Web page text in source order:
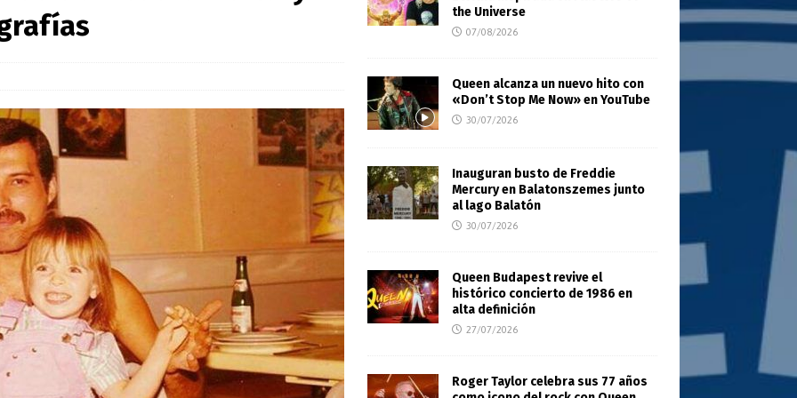
Hardy para interpretar a Roger Taylor
la pureza del rock en AC/DC ARTÍCULOS
The Legend of Eternia inspirada en Masters of the Universe BRIAN
the Universe
07/08/2026
Queen alcanza un nuevo hito con
«Don’t Stop Me Now» en YouTube
30/07/2026
Inauguran busto de Freddie
Mercury en Balatonszemes junto
al lago Balatón
30/07/2026
Queen Budapest revive el
histórico concierto de 1986 en
alta definición
27/07/2026
Roger Taylor celebra sus 77 años